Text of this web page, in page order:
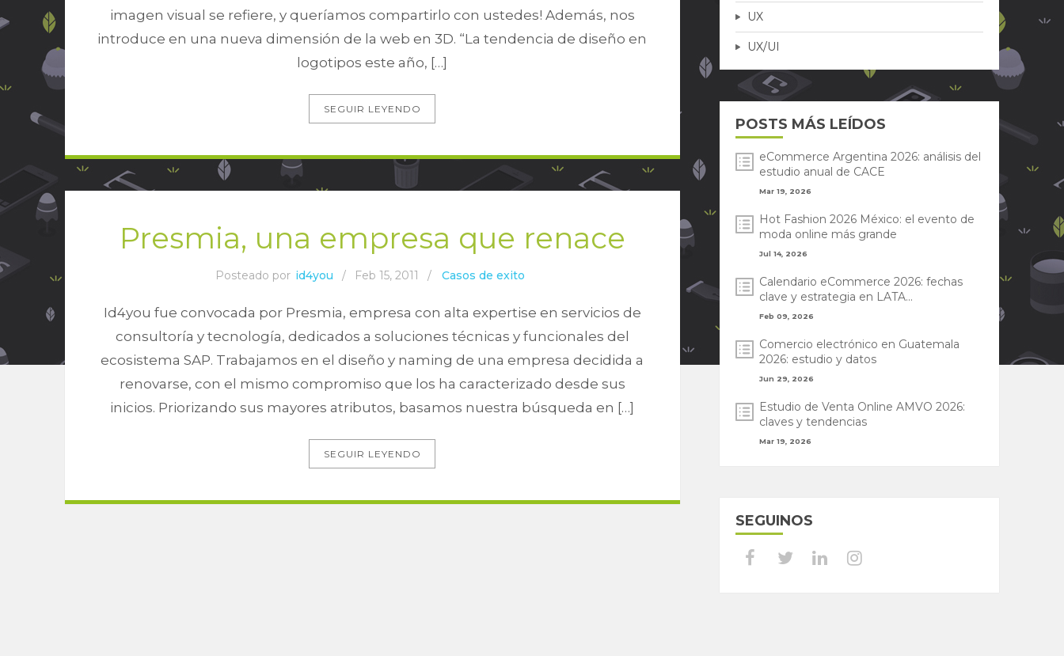
imagen visual se refiere, y queríamos compartirlo con ustedes! Además, nos
introduce en una nueva dimensión de la web en 3D. “La tendencia de diseño en
logotipos este año, […]
SEGUIR LEYENDO
Presmia, una empresa que renace
Posteado por id4you / Feb 15, 2011 / Casos de exito
Id4you fue convocada por Presmia, empresa con alta expertise en servicios de
consultoría y tecnología, dedicados a soluciones técnicas y funcionales del
ecosistema SAP. Trabajamos en el diseño y naming de una empresa decidida a
renovarse, con el mismo compromiso que los ha caracterizado desde sus
inicios. Priorizando sus mayores atributos, basamos nuestra búsqueda en […]
SEGUIR LEYENDO
UX
UX/UI
POSTS MÁS LEÍDOS
eCommerce Argentina 2026: análisis del
estudio anual de CACE
Mar 19, 2026
Hot Fashion 2026 México: el evento de
moda online más grande
Jul 14, 2026
Calendario eCommerce 2026: fechas
clave y estrategia en LATA...
Feb 09, 2026
Comercio electrónico en Guatemala
2026: estudio y datos
Jun 29, 2026
Estudio de Venta Online AMVO 2026:
claves y tendencias
Mar 19, 2026
SEGUINOS